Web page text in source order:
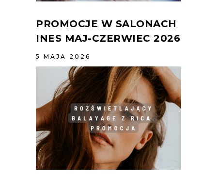
PROMOCJE W SALONACH
INES MAJ-CZERWIEC 2026
5 MAJA 2026